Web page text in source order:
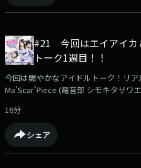
https://jocr.jp/mailform/aika/
#21 今回はエイアイカ
トーク1週目！！
今回は賑やかなアイドルトーク！リア
Ma’Scar’Piece (電音部 シモキタザワ
め、“MasterPiece”(最高傑作)を目指
ループ、Ma'Scar'Pieceから甘崎結依
（三軒神楽）さんが登場！今回は二
までの活動のことまたグループ内で
16分
シェア